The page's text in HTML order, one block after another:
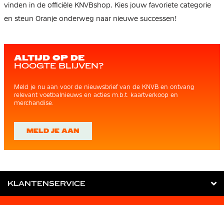
vinden in de officiële KNVBshop. Kies jouw favoriete categorie
en steun Oranje onderweg naar nieuwe successen!
ALTIJD OP DE
HOOGTE BLIJVEN?
Meld je nu aan voor de nieuwsbrief van de KNVB en ontvang
relevant voetbalnieuws en acties m.b.t. kaartverkoop en
merchandise.
MELD JE AAN
KLANTENSERVICE